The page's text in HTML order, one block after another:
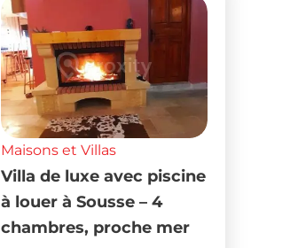
Maisons et Villas
Villa de luxe avec piscine
à louer à Sousse – 4
chambres, proche mer